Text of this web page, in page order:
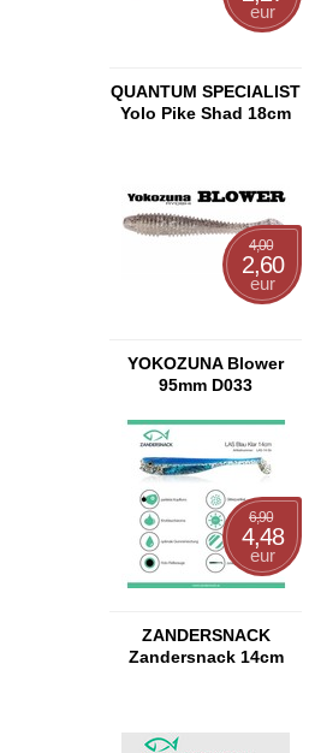
eur
QUANTUM SPECIALIST
Yolo Pike Shad 18cm
YOKOZUNA Blower
95mm D033
4,00
2,60
eur
ZANDERSNACK
Zandersnack 14cm
6,90
4,48
eur